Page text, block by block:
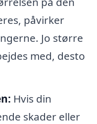
påvirker
Jo større
med, desto
Hvis din
skader eller